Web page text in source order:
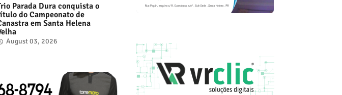
Parada Dura conquista o
do Campeonato de
em Santa Helena
August 03, 2026